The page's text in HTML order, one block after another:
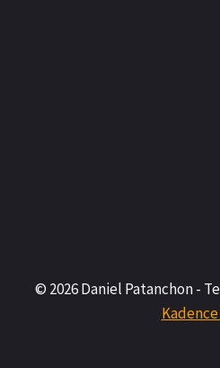
© 2026 Daniel Patanchon -
Kadence